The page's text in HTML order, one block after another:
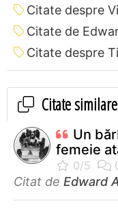
Citate despre
Citate de
Citate despre
Citate similare
Un
femeie
Citat de Edward